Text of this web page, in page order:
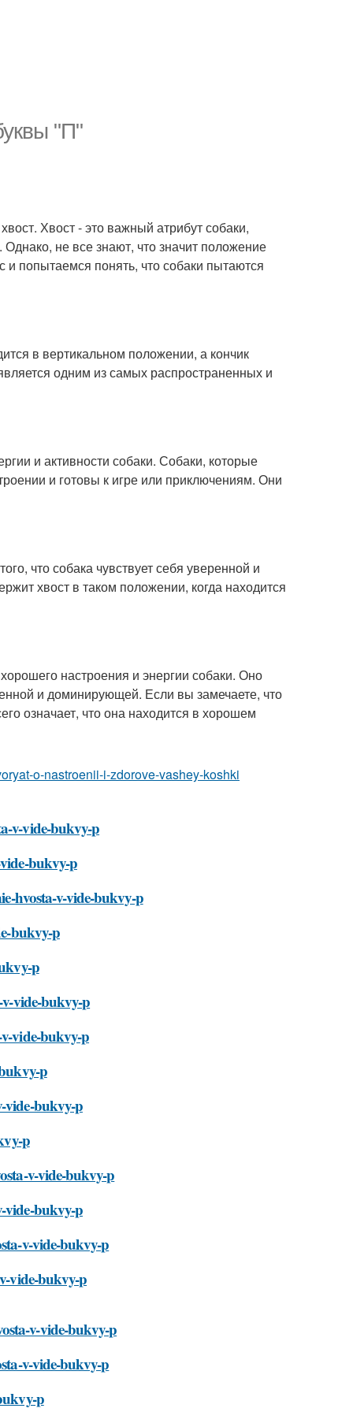
"П"
Хвост - это важный атрибут собаки,
не все знают, что значит положение
и попытаемся понять, что собаки пытаются
в вертикальном положении, а кончик
одним из самых распространенных и
и активности собаки. Собаки, которые
и готовы к игре или приключениям. Они
что собака чувствует себя уверенной и
хвост в таком положении, когда находится
настроения и энергии собаки. Оно
и доминирующей. Если вы замечаете, что
означает, что она находится в хорошем
o-nastroenii-i-zdorove-vashey-koshki
v-vide-bukvy-p
bukvy-p
hvosta-v-vide-bukvy-p
bukvy-p
p
v-vide-bukvy-p
v-vide-bukvy-p
p
vide-bukvy-p
p
v-vide-bukvy-p
vide-bukvy-p
v-vide-bukvy-p
vide-bukvy-p
v-vide-bukvy-p
v-vide-bukvy-p
p